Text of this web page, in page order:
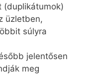
(duplikátumok)
üzletben,
súlyra
jelentősen
meg